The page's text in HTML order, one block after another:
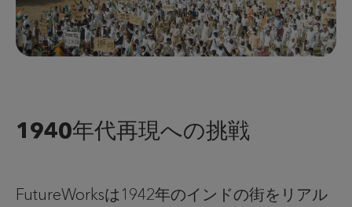
1940年代再現への挑戦
FutureWorksは1942年のインドの街をリアル